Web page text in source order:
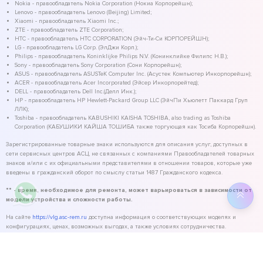
Nokia - правообладатель Nokia Corporation (Нокиа Корпорейшн);
Lenovo - правообладатель Lenovo (Beijing) Limited;
Xiaomi - правообладатель Xiaomi Inc.;
ZTE - правообладатель ZTE Corporation;
HTC - правообладатель HTC CORPORATION (Эйч-Ти-Си КОРПОРЕЙШН);
LG - правообладатель LG Corp. (ЭлДжи Корп.);
Philips - правообладатель Koninklijke Philips N.V. (Конинклийке Филипс Н.В.);
Sony - правообладатель Sony Corporation (Сони Корпорейшн);
ASUS - правообладатель ASUSTeK Computer Inc. (Асустек Компьютер Инкорпорейшн);
ACER - правообладатель Acer Incorporated (Эйсер Инкорпорейтед);
DELL - правообладатель Dell Inc.(Делл Инк.);
HP - правообладатель HP Hewlett-Packard Group LLC (ЭйчПи Хьюлетт Паккард Груп
ЛЛК);
Toshiba - правообладатель KABUSHIKI KAISHA TOSHIBA, also trading as Toshiba
Corporation (КАБУШИКИ КАЙША ТОШИБА также торгующая как Тосиба Корпорейшн).
Зарегистрированные товарные знаки используются для описания услуг, доступных в
сети сервисных центров АСЦ, не связанных с компаниями Правообладателей товарных
знаков и/или с их официальными представителями в отношении товаров, которые уже
введены в гражданский оборот по смыслу статьи 1487 Гражданского кодекса.
** - время, необходимое для ремонта, может варьироваться в зависимости от
модели устройства и сложности работы.
На сайте https://vlg.asc-rem.ru доступна информация о соответствующих моделях и
конфигурациях, ценах, возможных выгодах, а также условиях сотрудничества.